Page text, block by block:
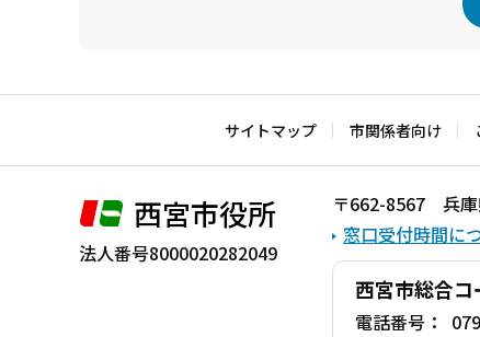
文
で
サイトマップ 市関係者向け
西宮市役所
法人番号8000020282049
〒662-8567 兵庫
窓口受付時間に
西宮市総合
電話番号：